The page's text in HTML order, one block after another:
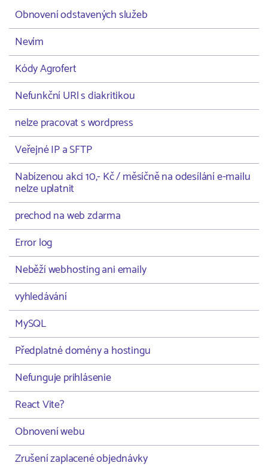
Obnovení odstavených služeb
Nevím
Kódy Agrofert
Nefunkční URl s diakritikou
nelze pracovat s wordpress
Veřejné IP a SFTP
Nabízenou akci 10,- Kč / měsíčně na odesílání e-mailu
nelze uplatnit
prechod na web zdarma
Error log
Neběží webhosting ani emaily
vyhledávání
MySQL
Předplatné domény a hostingu
Nefunguje prihlásenie
React Vite?
Obnovení webu
Zrušení zaplacené objednávky